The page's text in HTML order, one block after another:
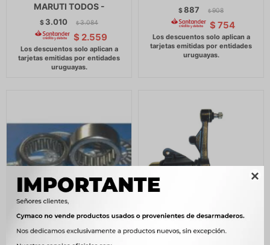

MARUTI TODOS -
$ 3.010 $ 3.084
$ 2.559
$887 $ 908
$ 754
SUSPENSION VARIOS
SUSPENSION VARIOS